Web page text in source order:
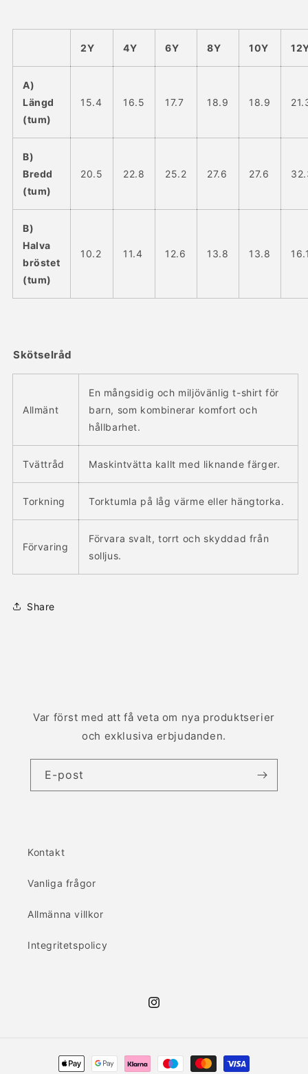
2Y 4Y 6Y 8Y 10Y
A)
Längd
(tum)
15.4 16.5 17.7 18.9 18.9
B)
Bredd
(tum)
20.5 22.8 25.2 27.6 27.6
B)
Halva
bröstet
(tum)
10.2 11.4 12.6 13.8 13.8
Skötselråd
Allmänt
En mångsidig och miljövänlig t-shirt för
barn, som kombinerar komfort och
hållbarhet.
Tvättråd Maskintvätta kallt med liknande färger.
Torkning Torktumla på låg värme eller hängtorka.
Förvaring
Förvara svalt, torrt och skyddad från
solljus.
Share
Var först med att få veta om nya produktserier
och exklusiva erbjudanden.
E-post
Kontakt
Vanliga frågor
Allmänna villkor
Integritetspolicy
Instagram
Betalningsmetoder